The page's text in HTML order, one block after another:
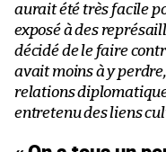
aurait été très facile
exposé à des
décidé de le faire
avait moins à y
relations
entretenu des liens